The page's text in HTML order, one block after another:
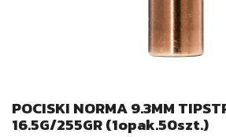
POCISKI NORMA 9.3MM
16.5G/255GR (1opak.50szt.)